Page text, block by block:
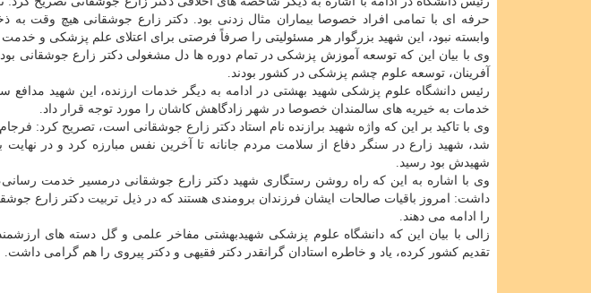
حرفه ای با تمامی افراد خصوصا بیماران مثال زدنی بود. دکتر زارع جوشقانی هیچ وقت
وابسته نبود، این شهید بزرگوار هر مسئولیتی را صرفاً فرصتی برای اعتلای علم پزشکی و
وی با بیان این که توسعه آموزش پزشکی در تمام دوره ها دل مشغولی دکتر زارع جوشقانی
آفرینان، توسعه علوم چشم پزشکی در کشور بودند.
رئیس دانشگاه علوم پزشکی شهید بهشتی در ادامه به دیگر خدمات ارزنده، این شهید مدافع
خدمات به خیریه های سالمندان خصوصا در شهر زادگاهش کاشان را مورد توجه قرار داد.
وی با تاکید بر این که واژه شهید برازنده نام استاد دکتر زارع جوشقانی است، تصریح کرد: فرجام
شد، شهید زارع در سنگر دفاع از سلامت مردم جانانه تا آخرین نفس مبارزه کرد و در
شهیدش بود رسید.
وی با اشاره به این که راه روشن رستگاری شهید دکتر زارع جوشقانی درمسیر خدمت رسانی،
داشت: امروز باقیات صالحات ایشان فرزندان برومندی هستند که در ذیل تربیت دکتر زارع
را ادامه می دهند.
زالی با بیان این که دانشگاه علوم پزشکی شهیدبهشتی مفاخر علمی و گل دسته های
تقدیم کشور کرده، یاد و خاطره استادان گرانقدر دکتر فقیهی و دکتر پیروی را هم گرامی داشت.